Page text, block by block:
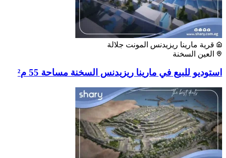
قرية مارينا ريزيدنس المونت جلالة
العين السخنة
استوديو للبيع في مارينا ريزيدنس السخنة مساحة 55 م²